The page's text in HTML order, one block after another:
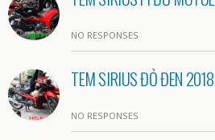
NO RESPONSES
TEM SIRIUS ĐỎ ĐEN 2018
NO RESPONSES